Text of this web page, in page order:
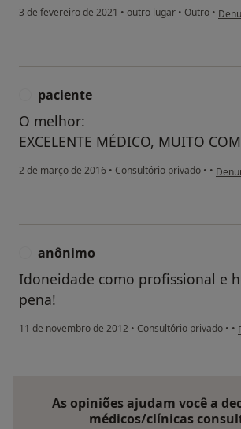
3 de fevereiro de 2021 • outro lugar • Outro • na
paciente
O melhor:
EXCELENTE MÉDICO, MUITO
2 de março de 2016 • Consultório privado • • na
anônimo
Idoneidade como profissional e
pena!
11 de novembro de 2012 • Consultório privado • •
As opiniões ajudam você a
médicos/clínicas